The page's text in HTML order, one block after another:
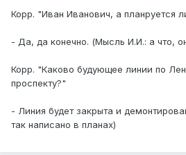
Корр. "Иван Иванович, а планруется
- Да, да конечно. (Мысль И.И.: а что,
Корр. "Каково будующее линии по
проспекту?"
- Линия будет закрыта и
так написано в планах)